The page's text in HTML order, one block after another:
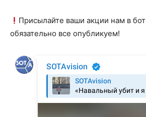
Присылайте ваши акции нам в бот
обязательно все опубликуем!